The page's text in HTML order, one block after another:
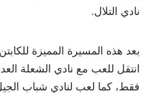
نادي التلال.
بعد هذه المسيرة المميزة
انتقل للعب مع نادي الشعلة
فقط، كما لعب لنادي شباب